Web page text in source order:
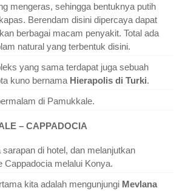
mengeras, sehingga bentuknya putih
Berendam disini dipercaya dapat
berbagai macam penyakit. Total ada
natural yang terbentuk disini.
yang sama terdapat juga sebuah
kuno bernama Hierapolis di Turki.
di Pamukkale.
– CAPPADOCIA
sarapan di hotel, dan melanjutkan
Cappadocia melalui Konya.
kita adalah mengunjungi Mevlana